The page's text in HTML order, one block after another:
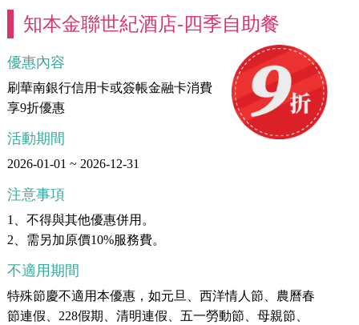
知本金聯世紀酒店-四季自助餐
優惠內容
刷華南銀行信用卡或簽帳金融卡消費
享9折優惠
活動期間
2026-01-01 ~ 2026-12-31
注意事項
1、不得與其他優惠併用。
2、需另加原價10%服務費。
不適用期間
特殊節慶不適用本優惠，如元旦、西洋情人節、農曆春
節連假、228假期、清明連假、五一勞動節、母親節、